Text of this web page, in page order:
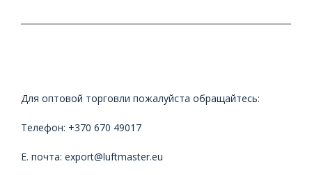
Для оптовой торговли пожалуйста обращайтесь:
Телефон: +370 670 49017
Е. почта: export@luftmaster.eu